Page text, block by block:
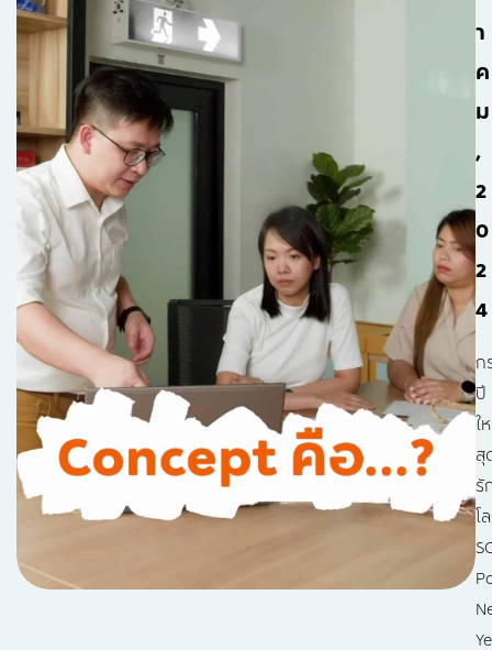
า
ค
ม
,
2
0
2
4
ก
ปี
ใ
สุ
รั
โ